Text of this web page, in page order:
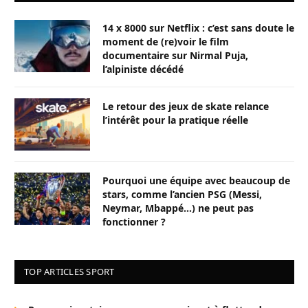
14 x 8000 sur Netflix : c’est sans doute le
moment de (re)voir le film
documentaire sur Nirmal Puja,
l’alpiniste décédé
Le retour des jeux de skate relance
l’intérêt pour la pratique réelle
Pourquoi une équipe avec beaucoup de
stars, comme l’ancien PSG (Messi,
Neymar, Mbappé…) ne peut pas
fonctionner ?
TOP ARTICLES SPORT